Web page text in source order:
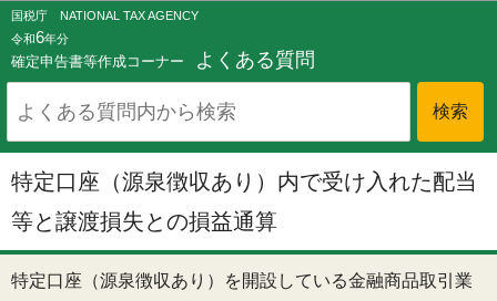
このページの本文へ移動
国税庁 NATIONAL TAX AGENCY
令和6年分
確定申告書等作成コーナー よくある質問
特定口座（源泉徴収あり）内で受け入れた配当
等と譲渡損失との損益通算
特定口座（源泉徴収あり）を開設している金融商品取引業